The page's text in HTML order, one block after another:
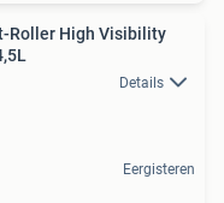
Roller High Visibility
Details
Eergisteren